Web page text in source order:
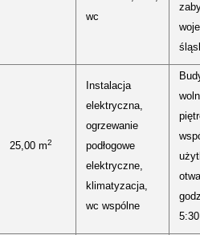
wc
25,00 m2
Instalacja
elektryczna,
ogrzewanie
podłogowe
elektryczne,
klimatyzacja,
wc wspólne